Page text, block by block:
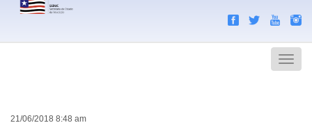
Menu
21/06/2018 8:48 am